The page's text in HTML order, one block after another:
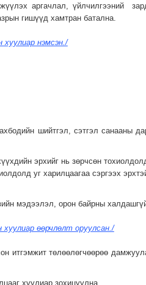
аргачлал, үйлчилгээний
гишүүд хамтран батална.
хуулиар нэмсэн./
шийтгэл, сэтгэл санааны
эрхийг нь зөрчсөн
уг харилцаагаа сэргээх
мэдээлэл, орон байрны
өөрчлөлт оруулсан./
итгэмжит төлөөлөгчөөрөө
хуулиар зохицуулна.